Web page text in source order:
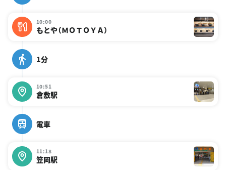
10:00
もとや（ＭＯＴＯＹＡ）
1分
10:51
倉敷駅
電車
11:18
笠岡駅